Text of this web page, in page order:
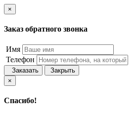
×
Заказ обратного звонка
Имя
Телефон
Заказать
Закрыть
×
Спасибо!